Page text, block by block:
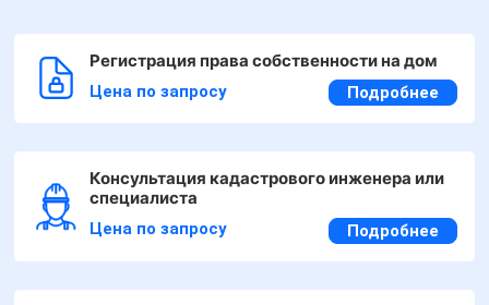
Регистрация права собственности на дом
Цена по запросу Подробнее
Консультация кадастрового инженера или
специалиста
Цена по запросу Подробнее